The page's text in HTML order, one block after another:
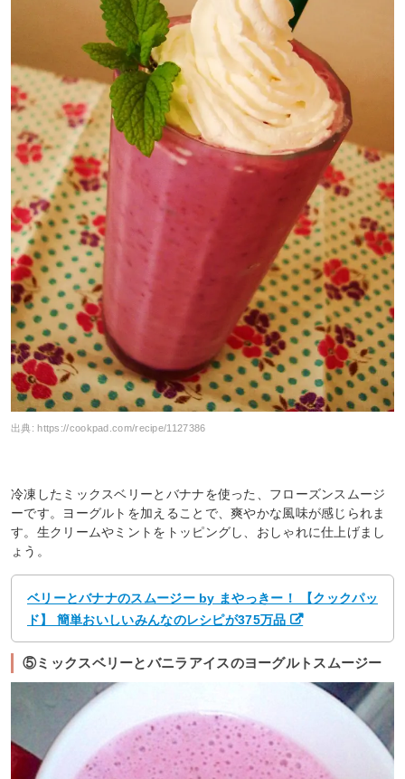
出典:https://cookpad.com/recipe/1127386
冷凍したミックスベリーとバナナを使った、フローズンスムージ
ーです。ヨーグルトを加えることで、爽やかな風味が感じられま
す。生クリームやミントをトッピングし、おしゃれに仕上げまし
ょう。
ベリーとバナナのスムージー by まやっきー！ 【クックパッ
ド】 簡単おいしいみんなのレシピが375万品
⑤ミックスベリーとバニラアイスのヨーグルトスムージー